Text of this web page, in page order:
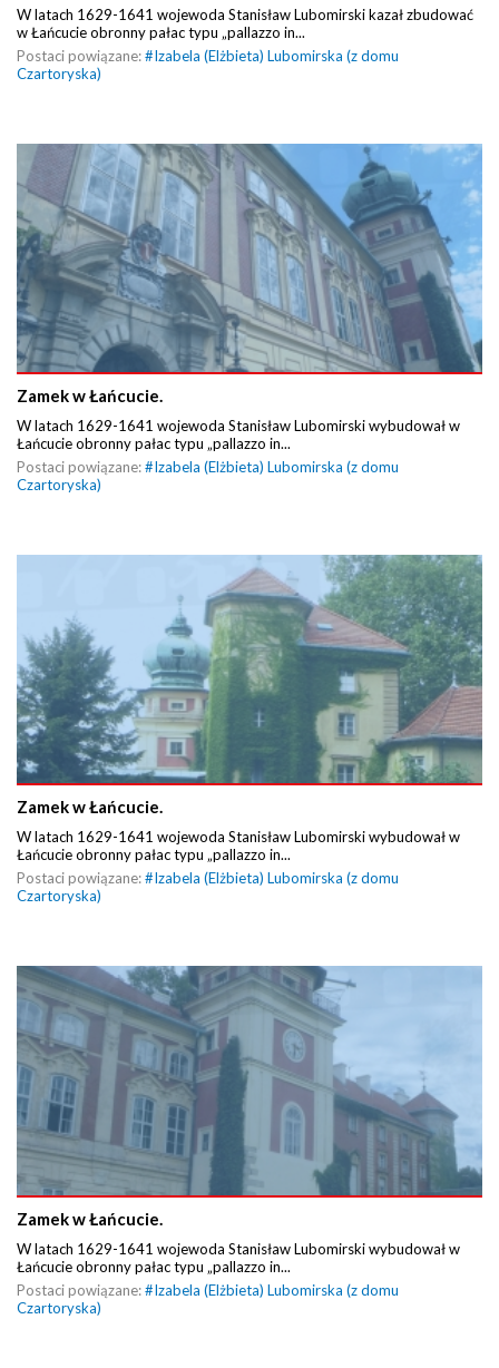
W latach 1629-1641 wojewoda Stanisław Lubomirski kazał zbudować
w Łańcucie obronny pałac typu „pallazzo in...
Postaci powiązane:#Izabela (Elżbieta) Lubomirska (z domu
Czartoryska)
Zamek w Łańcucie.
W latach 1629-1641 wojewoda Stanisław Lubomirski wybudował w
Łańcucie obronny pałac typu „pallazzo in...
Postaci powiązane:#Izabela (Elżbieta) Lubomirska (z domu
Czartoryska)
Zamek w Łańcucie.
W latach 1629-1641 wojewoda Stanisław Lubomirski wybudował w
Łańcucie obronny pałac typu „pallazzo in...
Postaci powiązane:#Izabela (Elżbieta) Lubomirska (z domu
Czartoryska)
Zamek w Łańcucie.
W latach 1629-1641 wojewoda Stanisław Lubomirski wybudował w
Łańcucie obronny pałac typu „pallazzo in...
Postaci powiązane:#Izabela (Elżbieta) Lubomirska (z domu
Czartoryska)